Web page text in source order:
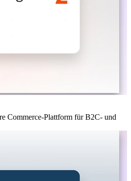
Commerce-Plattform für B2C- und